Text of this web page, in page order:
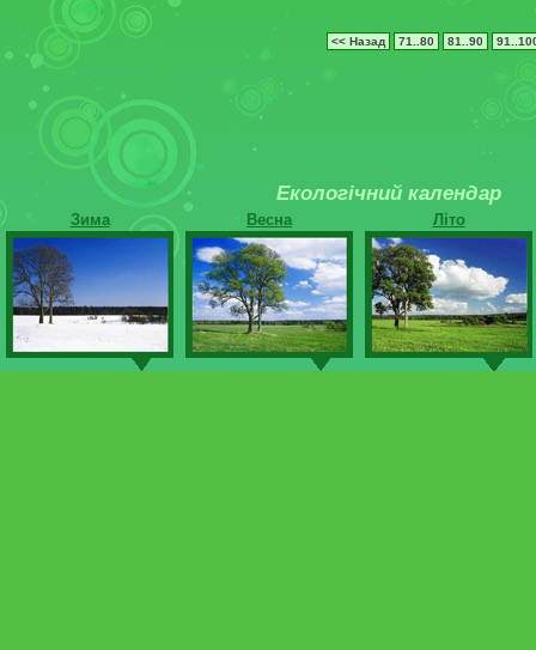
<< Назад 71..80 81..90
Екологічний календар
Зима Весна Літо